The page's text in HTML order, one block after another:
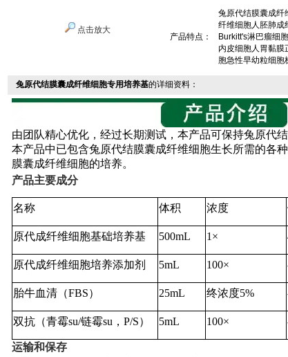
点击放大
产品特点：
兔原代结膜囊成纤
纤维细胞人胚肺成
Burkitt's淋巴瘤细
内皮细胞人胃黏膜
胞急性早幼粒细胞
兔原代结膜囊成纤维细胞专用培养基的详细资料：
由团队精心优化，经过长期测试，本产品可保持兔原代
本产品中已包含兔原代结膜囊成纤维细胞生长所需的各
膜囊成纤维细胞的培养。
产品主要成分
名称 体积 浓度
原代成纤维细胞基础培养基 500mL 1×
原代成纤维细胞培养添加剂 5mL 100×
胎牛血清（FBS） 25mL 终浓度5%
双抗（青霉su/链霉su ， P/S） 5mL 100×
运输和保存